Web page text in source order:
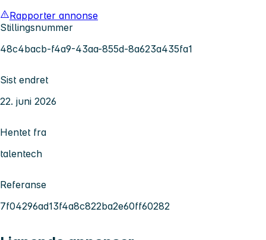
Rapporter annonse
Stillingsnummer
48c4bacb-f4a9-43aa-855d-8a623a435fa1
Sist endret
22. juni 2026
Hentet fra
talentech
Referanse
7f04296ad13f4a8c822ba2e60ff60282